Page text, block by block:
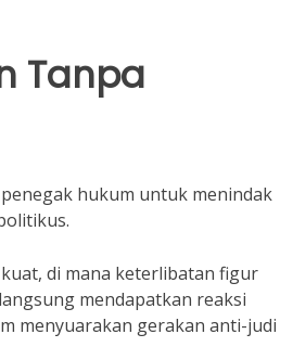
Tanpa
hukum untuk menindak
di mana keterlibatan figur
mendapatkan reaksi
menyuarakan gerakan anti-judi